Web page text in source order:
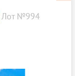
Лот №994